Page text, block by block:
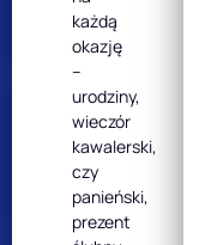
każdą
okazję
–
urodziny,
wieczór
kawalerski,
czy
panieński,
prezent